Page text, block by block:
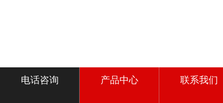
电话咨询 产品中心 联系我们